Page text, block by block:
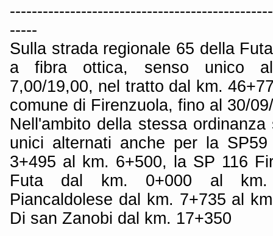
-----
Sulla strada regionale 65 della
a fibra ottica, senso unico
7,00/19,00, nel tratto dal km.
comune di Firenzuola, fino al 30/
Nell'ambito della stessa
unici alternati anche per la
3+495 al km. 6+500, la SP 116
Futa dal km. 0+000 al
Piancaldolese dal km. 7+735 al
Di san Zanobi dal km. 17+350